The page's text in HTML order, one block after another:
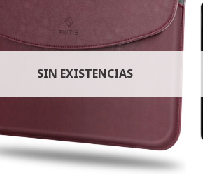
SIN EXISTENCIAS